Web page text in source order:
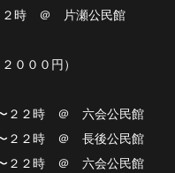
２時 ＠ 片瀬公民館
０００円）
２２時 ＠ 六会公民館
〜２２時 ＠ 長後公民館
〜２２時 ＠ 六会公民館